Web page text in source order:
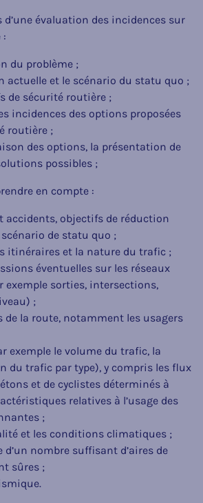
d’une évaluation des incidences sur
:
du problème ;
actuelle et le scénario du statu quo ;
de sécurité routière ;
incidences des options proposées
routière ;
des options, la présentation de
possibles ;
en compte :
accidents, objectifs de réduction
de statu quo ;
itinéraires et la nature du trafic ;
éventuelles sur les réseaux
exemple sorties, intersections,
;
de la route, notamment les usagers
exemple le volume du trafic, la
du trafic par type), y compris les flux
et de cyclistes déterminés à
relatives à l’usage des
;
et les conditions climatiques ;
d’un nombre suffisant d’aires de
sûres ;